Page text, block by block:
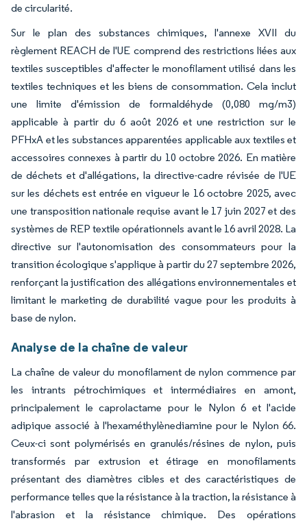
de circularité.
Sur le plan des substances chimiques, l'annexe XVII du
règlement REACH de l'UE comprend des restrictions liées aux
textiles susceptibles d'affecter le monofilament utilisé dans les
textiles techniques et les biens de consommation. Cela inclut
une limite d'émission de formaldéhyde (0,080 mg/m3)
applicable à partir du 6 août 2026 et une restriction sur le
PFHxA et les substances apparentées applicable aux textiles et
accessoires connexes à partir du 10 octobre 2026. En matière
de déchets et d'allégations, la directive-cadre révisée de l'UE
sur les déchets est entrée en vigueur le 16 octobre 2025, avec
une transposition nationale requise avant le 17 juin 2027 et des
systèmes de REP textile opérationnels avant le 16 avril 2028. La
directive sur l'autonomisation des consommateurs pour la
transition écologique s'applique à partir du 27 septembre 2026,
renforçant la justification des allégations environnementales et
limitant le marketing de durabilité vague pour les produits à
base de nylon.
Analyse de la chaîne de valeur
La chaîne de valeur du monofilament de nylon commence par
les intrants pétrochimiques et intermédiaires en amont,
principalement le caprolactame pour le Nylon 6 et l'acide
adipique associé à l'hexaméthylènediamine pour le Nylon 66.
Ceux-ci sont polymérisés en granulés/résines de nylon, puis
transformés par extrusion et étirage en monofilaments
présentant des diamètres cibles et des caractéristiques de
performance telles que la résistance à la traction, la résistance à
l'abrasion et la résistance chimique. Des opérations